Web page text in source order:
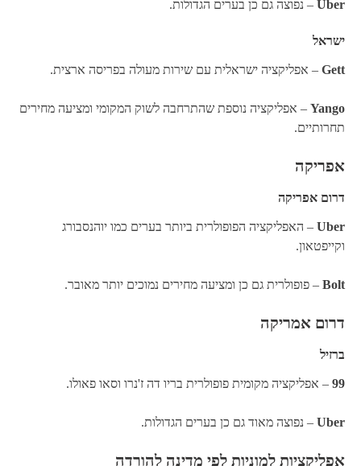
Uber – נפוצה גם כן בערים הגדולות.
ישראל
Gett – אפליקציה ישראלית עם שירות מעולה בפריסה ארצית.
Yango – אפליקציה נוספת שהתרחבה לשוק המקומי ומציעה מחירים
תחרותיים.
אפריקה
דרום אפריקה
Uber – האפליקציה הפופולרית ביותר בערים כמו יוהנסבורג
וקייפטאון.
Bolt – פופולרית גם כן ומציעה מחירים נמוכים יותר מאובר.
דרום אמריקה
ברזיל
99 – אפליקציה מקומית פופולרית בריו דה ז'נרו וסאו פאולו.
Uber – נפוצה מאוד גם כן בערים הגדולות.
אפליקציות למוניות לפי מדינה להורדה